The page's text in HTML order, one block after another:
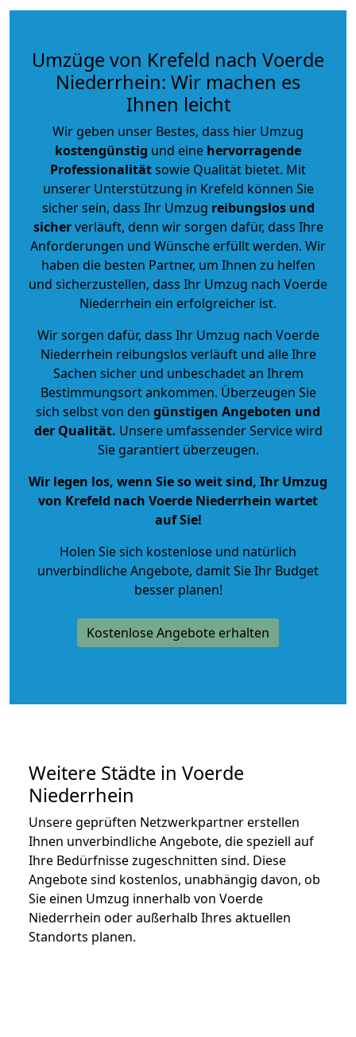
Umzüge von Krefeld nach Voerde
Niederrhein: Wir machen es
Ihnen leicht
Wir geben unser Bestes, dass hier Umzug
kostengünstig und eine hervorragende
Professionalitätsowie Qualität bietet. Mit
unserer Unterstützung in Krefeld können Sie
sicher sein, dass Ihr Umzug reibungslos und
sicherverläuft, denn wir sorgen dafür, dass Ihre
Anforderungen und Wünsche erfüllt werden. Wir
haben die besten Partner, um Ihnen zu helfen
und sicherzustellen, dass Ihr Umzug nach Voerde
Niederrhein ein erfolgreicher ist.
Wir sorgen dafür, dass Ihr Umzug nach Voerde
Niederrhein reibungslos verläuft und alle Ihre
Sachen sicher und unbeschadet an Ihrem
Bestimmungsort ankommen. Überzeugen Sie
sich selbst von den günstigen Angeboten und
der Qualität. Unsere umfassender Service wird
Sie garantiert überzeugen.
Wir legen los, wenn Sie so weit sind, Ihr Umzug
von Krefeld nach Voerde Niederrhein wartet
auf Sie!
Holen Sie sich kostenlose und natürlich
unverbindliche Angebote, damit Sie Ihr Budget
besser planen!
Kostenlose Angebote erhalten
Weitere Städte in Voerde
Niederrhein
Unsere geprüften Netzwerkpartner erstellen
Ihnen unverbindliche Angebote, die speziell auf
Ihre Bedürfnisse zugeschnitten sind. Diese
Angebote sind kostenlos, unabhängig davon, ob
Sie einen Umzug innerhalb von Voerde
Niederrhein oder außerhalb Ihres aktuellen
Standorts planen.